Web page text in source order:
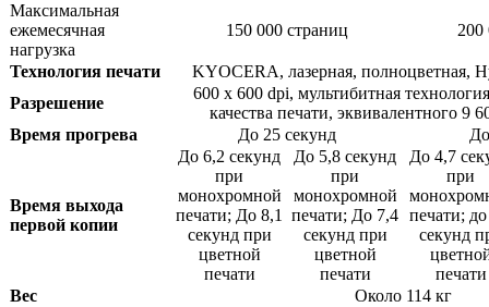
Максимальная
ежемесячная
нагрузка
150 000 страниц 200
Технология печати
KYOCERA, лазерная, полноцветная,
Разрешение
600 x 600 dpi, мультибитная
качества печати, эквивалентного 9
Время прогрева
До 25 секунд
Время выхода
первой копии
До 6,2 секунд
при
монохромной
печати; До 8,1
секунд при
цветной
печати
До 5,8 секунд
при
монохромной
печати; До 7,4
секунд при
цветной
печати
До 4,7
при
печати;
секунд
печати
Вес
Около 114 кг